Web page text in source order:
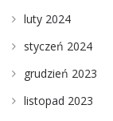
luty 2024
styczeń 2024
grudzień 2023
listopad 2023